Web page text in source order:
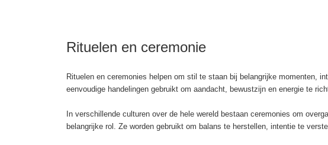
Rituelen en ceremonie
Rituelen en ceremonies helpen om stil te staan bij belangrijke momenten,
eenvoudige handelingen gebruikt om aandacht, bewustzijn en energie te
In verschillende culturen over de hele wereld bestaan ceremonies om
belangrijke rol. Ze worden gebruikt om balans te herstellen, intentie te